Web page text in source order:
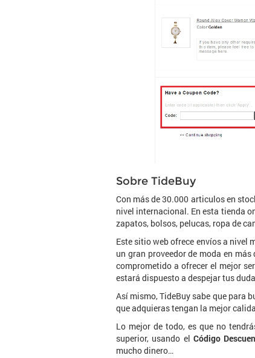
Sobre TideBuy
Con más de 30.000 articulos en
nivel internacional. En esta tienda
zapatos, bolsos, pelucas, ropa de
Este sitio web ofrece envíos a nivel
un gran proveedor de moda en
comprometido a ofrecer el mejor
estará dispuesto a despejar tus
Así mismo, TideBuy sabe que para
que adquieras tengan la mejor
Lo mejor de todo, es que no
superior, usando el Código
mucho dinero…